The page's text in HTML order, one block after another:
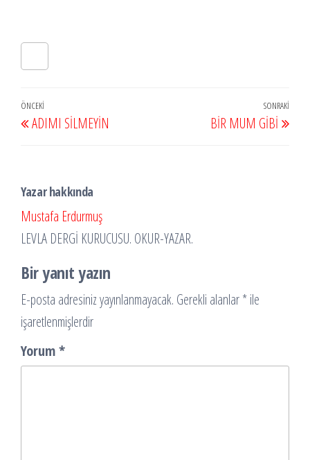
Yazı
gezinmesi
Önceki
Yazı
ÖNCEKI
ADIMI SİLMEYİN
Yazı
SONRAKI
BİR MUM GİBİ
Yazar hakkında
Mustafa Erdurmuş
LEVLA DERGİ KURUCUSU. OKUR-YAZAR.
Bir yanıt yazın
E-posta adresiniz yayınlanmayacak. Gerekli alanlar*ile
işaretlenmişlerdir
Yorum*